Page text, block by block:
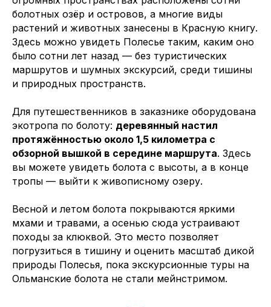
болотных озёр и островов, а многие виды
растений и животных занесены в Красную книгу.
Здесь можно увидеть Полесье таким, каким оно
было сотни лет назад — без туристических
маршрутов и шумных экскурсий, среди тишины
и природных пространств.
Для путешественников в заказнике оборудована
экотропа по болоту: деревянный настил
протяжённостью около 1,5 километра с
обзорной вышкой в середине маршрута. Здесь
вы можете увидеть болота с высоты, а в конце
тропы — выйти к живописному озеру.
Весной и летом болота покрываются яркими
мхами и травами, а осенью сюда устраивают
походы за клюквой. Это место позволяет
погрузиться в тишину и оценить масштаб дикой
природы Полесья, пока экскурсионные туры на
Ольманские болота не стали мейнстримом.